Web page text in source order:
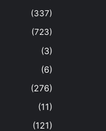
(337)
(723)
(3)
(6)
(276)
(11)
(121)